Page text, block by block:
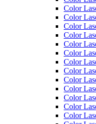
Color
Color
Color
Color
Color
Color
Color
Color
Color
Color
Color
Color
Color